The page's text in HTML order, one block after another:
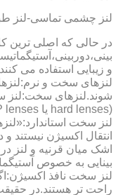
لنز چشمی تماسی-لنز
در حالی که اصلی ترین
و زیبایی استفاده می
لنزهای سخت و
شوند.لنزهای سخت:لنز
(hard lenses یا GP lenses).
لنز سخت
انتقال اکسیژن نیستند و
اشک میان قرنیه و لنز
بینایی به خصوص
لنز سخت نافذ